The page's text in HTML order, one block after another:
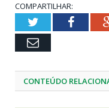
COMPARTILHAR:
Twitter
Email
CONTEÚDO